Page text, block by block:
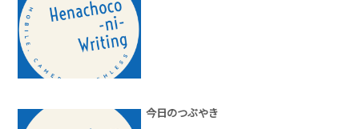
今日のつぶやき